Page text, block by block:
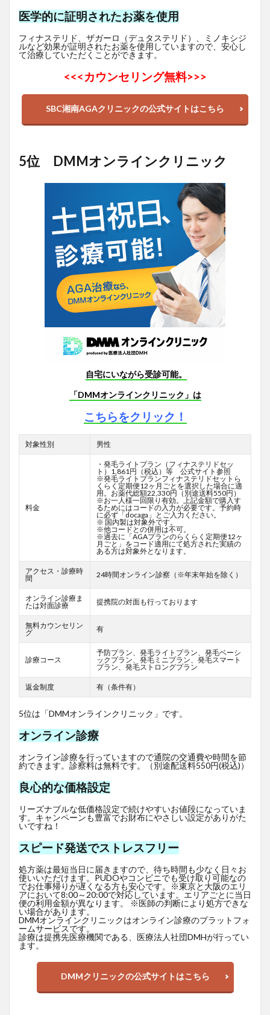
医学的に証明されたお薬を使用
フィナステリド、ザガーロ（デュタステリド）、ミノキシジ
ルなど効果が証明されたお薬を使用していますので、安心し
て治療していただくことができます。
<<<カウンセリング無料>>>
SBC湘南AGAクリニックの公式サイトはこちら
5位 DMMオンラインクリニック
自宅にいながら受診可能。
「DMMオンラインクリニック」は
こちらをクリック！
対象性別 男性
料金
・発毛ライトプラン（フィナステリドセッ
ト）1,861円（税込）等 公式サイト参照
※発毛ライトプランフィナステリドセットら
くらく定期便12ヶ月ごとを選択した場合に適
用。お薬代総額22,330円（別途送料550円）
※お一人様一回限り有効。上記金額で購入す
るためにはコードの入力が必要です。予約時
に必ず「docaga」とご入力ください。
※ 国内製は対象外です。
※他コードとの併用は不可。
※過去に「AGAプランのらくらく定期便12ヶ
月ごと」をコード適用にて処方された実績の
ある方は対象外となります。
アクセス・診療時
間
24時間オンライン診察（※年末年始を除く）
オンライン診療ま
たは対面診療
提携院の対面も行っております
無料カウンセリン
グ
有
診療コース
予防プラン、発毛ライトプラン、発毛ベーシ
ックプラン、発毛ミニプラン、発毛スマート
プラン、発毛ストロングプラン
返金制度 有（条件有）
5位は「DMMオンラインクリニック」です。
オンライン診療
オンライン診療を行っていますので通院の交通費や時間を節
約できます。診察料は無料です。（別途配送料550円(税込)）
良心的な価格設定
リーズナブルな低価格設定で続けやすいお値段になっていま
す。キャンペーンも豊富でお財布にやさしい設定がありがた
いですね！
スピード発送でストレスフリー
処方薬は最短当日に届きますので、待ち時間も少なく日々お
使いいただけます。PUDOやコンビニでも受け取り可能なの
でお仕事帰りが遅くなる方も安心です。※東京と大阪のエリ
アにおいて8:00～20:00で対応しています。エリアごとに当日
便の利用金額が異なります。 ※医師の判断により処方できな
い場合があります。
DMMオンラインクリニックはオンライン診療のプラットフォ
ームサービスです。
診療は提携先医療機関である、医療法人社団DMHが行ってい
ます。
DMMクリニックの公式サイトはこちら